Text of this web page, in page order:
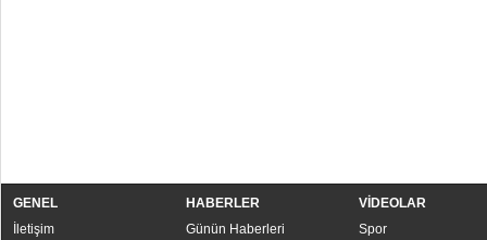
GENEL
İletişim
HABERLER
Günün Haberleri
VİDEOLAR
Spor